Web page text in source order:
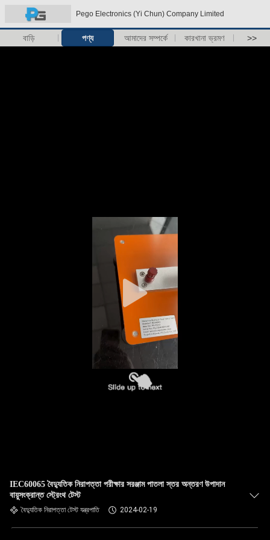
Pego Electronics (Yi Chun) Company Limited
বাড়ি পণ্য আমাদের সম্পর্কে কারখানা ভ্রমণ >>
IEC60065 বৈদ্যুতিক নিরাপত্তা পরীক্ষার সরঞ্জাম পাতলা স্তর অন্তরণ উপাদান
বায়ুসংক্রান্ত স্ট্রেংথ টেস্ট
বৈদ্যুতিক নিরাপত্তা টেস্ট যন্ত্রপাতি 2024-02-19